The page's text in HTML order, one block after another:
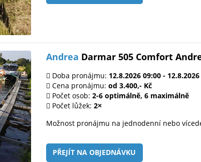
Andrea Darmar 505 Comfort
Doba pronájmu: 12.8.2026 09:00 -
Cena pronájmu: od 3.400,- Kč
Počet osob: 2-6 optimálně, 6 maximálně
Počet lůžek: 2×
Možnost pronájmu na jednodenní nebo
PŘEJÍT NA OBJEDNÁVKU